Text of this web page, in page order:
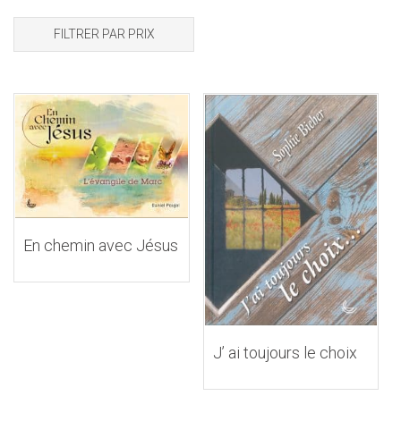
FILTRER PAR PRIX
En chemin avec Jésus
J’ ai toujours le choix